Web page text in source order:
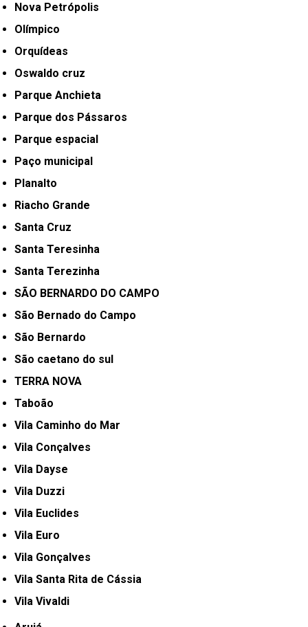
Nova Petrópolis
Olímpico
Orquídeas
Oswaldo cruz
Parque Anchieta
Parque dos Pássaros
Parque espacial
Paço municipal
Planalto
Riacho Grande
Santa Cruz
Santa Teresinha
Santa Terezinha
SÃO BERNARDO DO CAMPO
São Bernado do Campo
São Bernardo
São caetano do sul
TERRA NOVA
Taboão
Vila Caminho do Mar
Vila Conçalves
Vila Dayse
Vila Duzzi
Vila Euclides
Vila Euro
Vila Gonçalves
Vila Santa Rita de Cássia
Vila Vivaldi